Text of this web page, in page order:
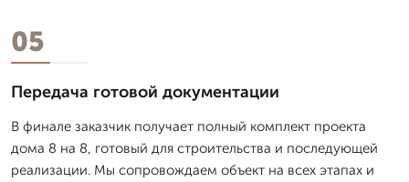
05
Передача готовой документации
В финале заказчик получает полный комплект проекта
дома 8 на 8, готовый для строительства и последующей
реализации. Мы сопровождаем объект на всех этапах и